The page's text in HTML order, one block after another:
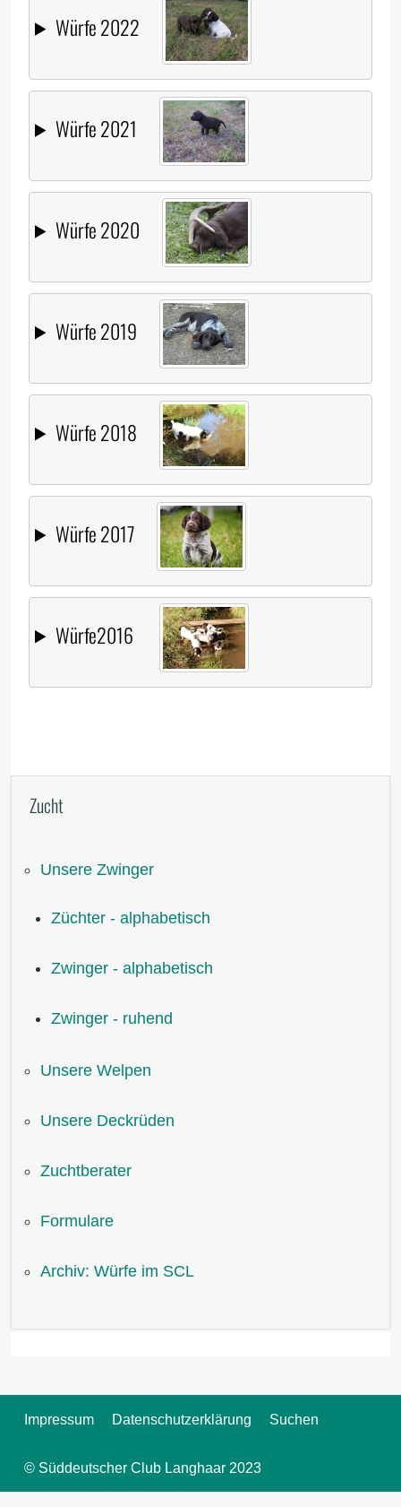
Würfe 2022
Würfe 2021
Würfe 2020
Würfe 2019
Würfe 2018
Würfe 2017
Würfe2016
Zucht
Unsere Zwinger
Züchter - alphabetisch
Zwinger - alphabetisch
Zwinger - ruhend
Unsere Welpen
Unsere Deckrüden
Zuchtberater
Formulare
Archiv: Würfe im SCL
Impressum Datenschutzerklärung Suchen
© Süddeutscher Club Langhaar 2023